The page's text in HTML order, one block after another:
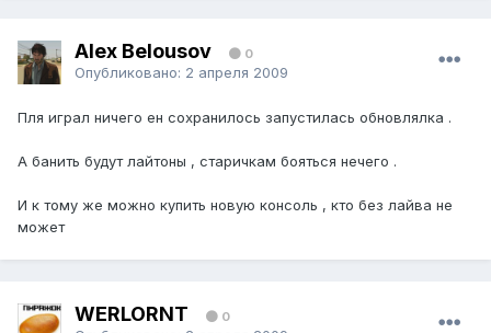
Alex Belousov 0
Опубликовано: 2 апреля 2009
Пля играл ничего ен сохранилось запустилась обновлялка .
А банить будут лайтоны , старичкам бояться нечего .
И к тому же можно купить новую консоль , кто без лайва не
может
WERLORNT 0